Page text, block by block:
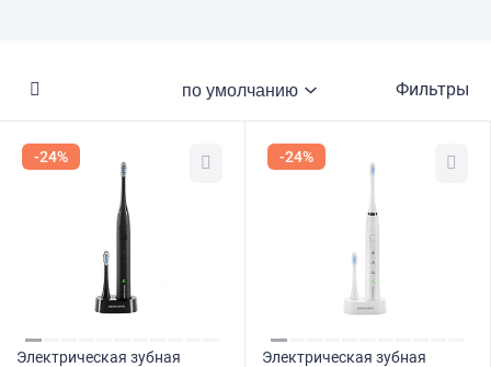
Фильтры
-24%
Электрическая зубная
-24%
Электрическая зубная